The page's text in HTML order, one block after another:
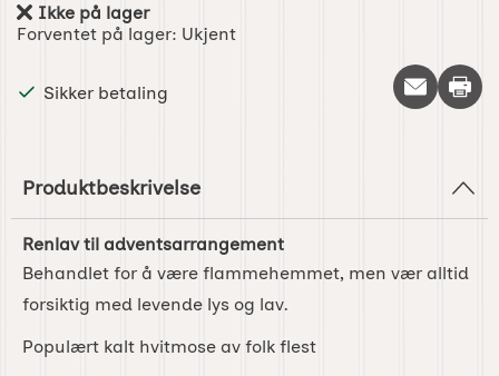
Produkttilgjengelighet:
Ikke på lager
Forventet på lager: Ukjent
Sikker betaling Skriv
Produktbeskrivelse
Renlav til adventsarrangement
Behandlet for å være flammehemmet, men vær alltid
forsiktig med levende lys og lav.
Populært kalt hvitmose av folk flest